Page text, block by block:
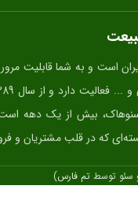
است و به شما قابلیت
اسنوهاک، بیش از یک
که در قلب مشتریان و
سئو توسط تم فارس)